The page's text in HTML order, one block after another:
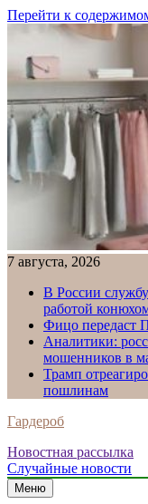
Перейти к
7 августа, 2026
В России
работой
Фицо передаст
Аналитики:
мошенников в
Трамп
пошлинам
Гардероб
Новостная рассылка
Случайные новости
Меню